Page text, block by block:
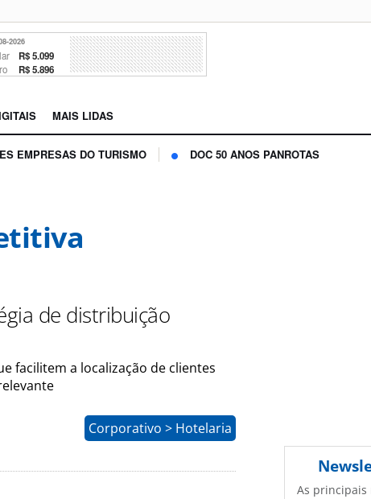
2026
R$ 5.099
R$ 5.896
MAIS LIDAS
EMPRESAS DO TURISMO DOC 50 ANOS PANROTAS
de distribuição
facilitem a localização de clientes
Corporativo > Hotelaria
As principais